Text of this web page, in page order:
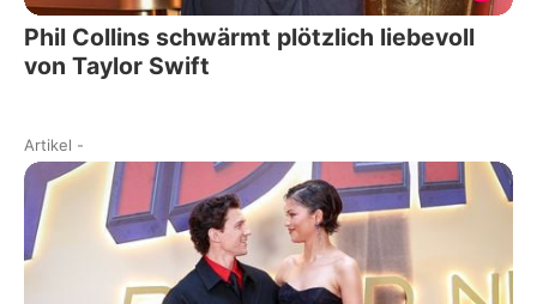
Phil Collins schwärmt plötzlich liebevoll
von Taylor Swift
Artikel -